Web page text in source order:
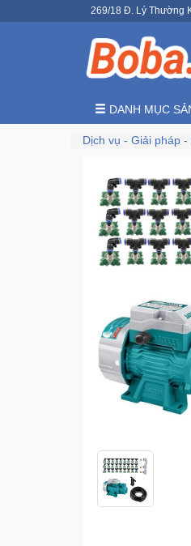
269/18 Đ. Lý Thường
DANH MỤC
Dịch vụ - Giải pháp -